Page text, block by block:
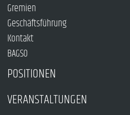
Gremien
Geschäftsführung
Kontakt
BAGSO
POSITIONEN
VERANSTALTUNGEN